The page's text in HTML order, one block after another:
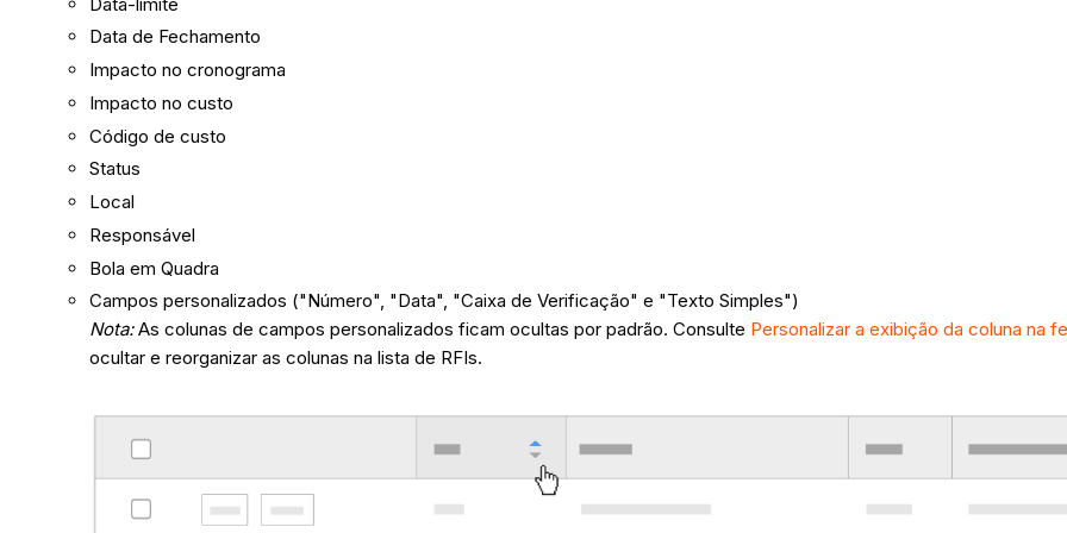
Data de Fechamento
Impacto no cronograma
Impacto no custo
Código de custo
Status
Local
Responsável
Bola em Quadra
Campos personalizados ("Número", "Data", "Caixa de Verificação" e "Texto Simples")
Nota:As colunas de campos personalizados ficam ocultas por padrão. Consulte Personalizar a exibição da coluna na
ocultar e reorganizar as colunas na lista de RFIs.